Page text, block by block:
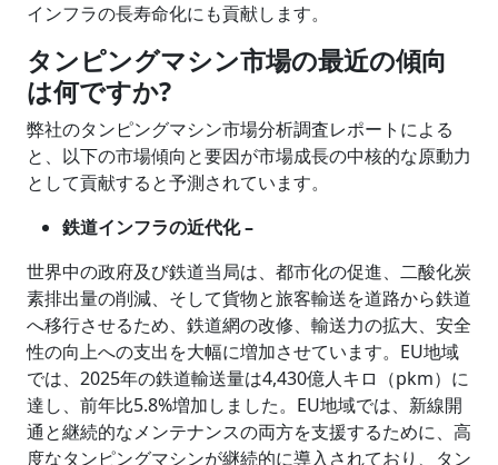
インフラの長寿命化にも貢献します。
タンピングマシン市場の最近の傾向
は何ですか?
弊社のタンピングマシン市場分析調査レポートによる
と、以下の市場傾向と要因が市場成長の中核的な原動力
として貢献すると予測されています。
鉄道インフラの近代化 –
世界中の政府及び鉄道当局は、都市化の促進、二酸化炭
素排出量の削減、そして貨物と旅客輸送を道路から鉄道
へ移行させるため、鉄道網の改修、輸送力の拡大、安全
性の向上への支出を大幅に増加させています。EU地域
では、2025年の鉄道輸送量は4,430億人キロ（pkm）に
達し、前年比5.8%増加しました。EU地域では、新線開
通と継続的なメンテナンスの両方を支援するために、高
度なタンピングマシンが継続的に導入されており、タン